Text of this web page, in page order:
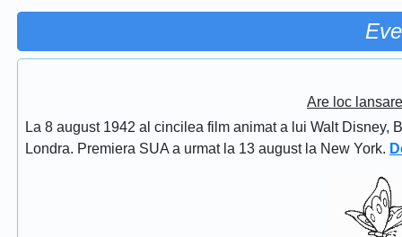
Are loc
La 8 august 1942 al cincilea film animat a lui Walt
Londra. Premiera SUA a urmat la 13 august la New York.